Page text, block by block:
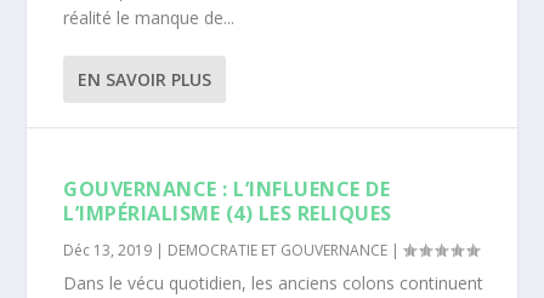
réalité le manque de...
EN SAVOIR PLUS
GOUVERNANCE : L’INFLUENCE DE
L’IMPÉRIALISME (4) LES RELIQUES
Déc 13, 2019 | DEMOCRATIE ET GOUVERNANCE |
Dans le vécu quotidien, les anciens colons continuent